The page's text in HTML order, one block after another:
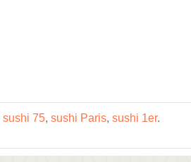
sushi 75, sushi Paris, sushi 1er.